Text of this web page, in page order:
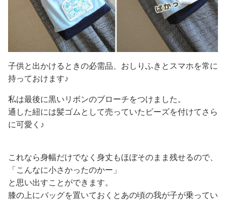
子供と出かけるときの必需品、おしりふきとスマホを常に
持っておけます♪
私は最後に黒いリボンのブローチをつけました。
通した紐には髪ゴムとして売っていたビーズを付けてさら
に可愛く♪
これなら身幅だけでなく身丈もほぼそのまま残せるので、
「こんなに小さかったのかー」
と思い出すことができます。
膝の上にバッグを置いておくとあの頃の我が子が乗ってい